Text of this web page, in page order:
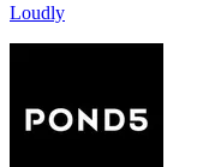
Loudly